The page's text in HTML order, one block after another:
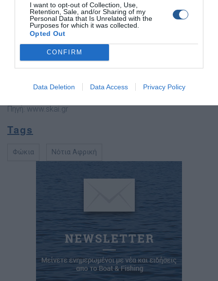
I want to opt-out of Collection, Use,
Retention, Sale, and/or Sharing of my
Personal Data that Is Unrelated with the
Purposes for which it was collected.
Opted Out
CONFIRM
Data Deletion Data Access Privacy Policy
Πηγή: www.skai.gr
Tags
Φώκια Νότια Αφρική